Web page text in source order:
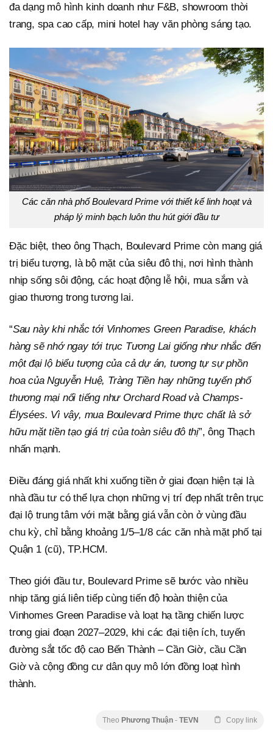
đa dạng mô hình kinh doanh như F&B, showroom thời
trang, spa cao cấp, mini hotel hay văn phòng sáng tạo.
Các căn nhà phố Boulevard Prime với thiết kế linh hoạt và
pháp lý minh bạch luôn thu hút giới đầu tư
Đặc biệt, theo ông Thạch, Boulevard Prime còn mang giá
trị biểu tượng, là bộ mặt của siêu đô thị, nơi hình thành
nhịp sống sôi động, các hoạt động lễ hội, mua sắm và
giao thương trong tương lai.
“Sau này khi nhắc tới Vinhomes Green Paradise, khách
hàng sẽ nhớ ngay tới trục Tương Lai giống như nhắc đến
một đại lộ biểu tượng của cả dự án, tương tự sự phồn
hoa của Nguyễn Huệ, Tràng Tiền hay những tuyến phố
thương mại nổi tiếng như Orchard Road và Champs-
Élysées. Vì vậy, mua Boulevard Prime thực chất là sở
hữu mặt tiền tạo giá trị của toàn siêu đô thị”, ông Thạch
nhấn mạnh.
Điều đáng giá nhất khi xuống tiền ở giai đoạn hiện tại là
nhà đầu tư có thể lựa chọn những vị trí đẹp nhất trên trục
đại lộ trung tâm với mặt bằng giá vẫn còn ở vùng đầu
chu kỳ, chỉ bằng khoảng 1/5–1/8 các căn nhà mặt phố tại
Quận 1 (cũ), TP.HCM.
Theo giới đầu tư, Boulevard Prime sẽ bước vào nhiều
nhịp tăng giá liên tiếp cùng tiến độ hoàn thiện của
Vinhomes Green Paradise và loạt hạ tầng chiến lược
trong giai đoạn 2027–2029, khi các đại tiện ích, tuyến
đường sắt tốc độ cao Bến Thành – Cần Giờ, cầu Cần
Giờ và cộng đồng cư dân quy mô lớn đồng loạt hình
thành.
Theo Phương Thuận - TEVN Copy link